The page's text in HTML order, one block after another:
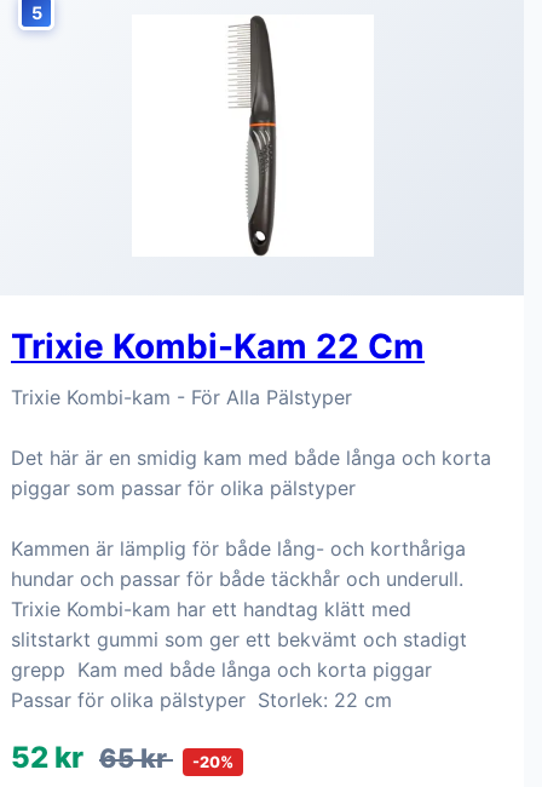
5
Trixie Kombi-Kam 22 Cm
Trixie Kombi-kam - För Alla Pälstyper
Det här är en smidig kam med både långa och korta
piggar som passar för olika pälstyper
Kammen är lämplig för både lång- och korthåriga
hundar och passar för både täckhår och underull.
Trixie Kombi-kam har ett handtag klätt med
slitstarkt gummi som ger ett bekvämt och stadigt
grepp Kam med både långa och korta piggar
Passar för olika pälstyper Storlek: 22 cm
52 kr 65 kr -20%